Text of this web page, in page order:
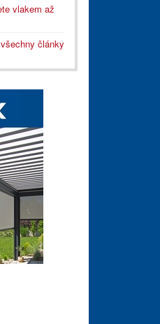
vlakem až
články